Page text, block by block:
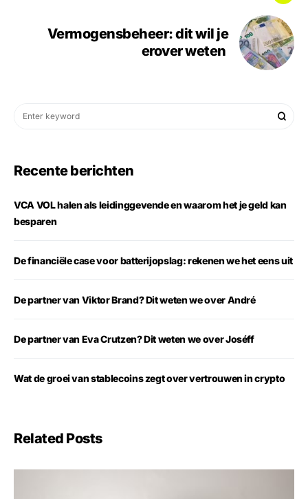
Vermogensbeheer: dit wil je
erover weten
Recente berichten
VCA VOL halen als leidinggevende en waarom het je geld kan
besparen
De financiële case voor batterijopslag: rekenen we het eens uit
De partner van Viktor Brand? Dit weten we over André
De partner van Eva Crutzen? Dit weten we over Joséff
Wat de groei van stablecoins zegt over vertrouwen in crypto
Related Posts